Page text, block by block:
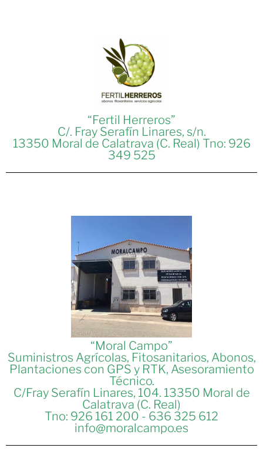
“Fertil Herreros”
C/. Fray Serafín Linares, s/n.
13350 Moral de Calatrava (C. Real) Tno: 926
349 525
“Moral Campo”
Suministros Agrícolas, Fitosanitarios, Abonos,
Plantaciones con GPS y RTK, Asesoramiento
Técnico.
C/Fray Serafín Linares, 104. 13350 Moral de
Calatrava (C. Real)
Tno: 926 161 200 - 636 325 612
info@moralcampo.es